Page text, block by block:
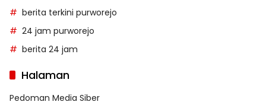
berita terkini purworejo
24 jam purworejo
berita 24 jam
Halaman
Pedoman Media Siber